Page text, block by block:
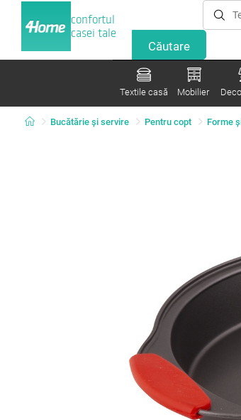
confortul
casei tale
Textile casă Mobilier
Bucătărie și servire Pentru copt Forme